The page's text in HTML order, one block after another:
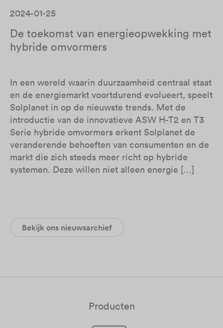
2024-01-25
De toekomst van energieopwekking met
hybride omvormers
In een wereld waarin duurzaamheid centraal staat
en de energiemarkt voortdurend evolueert, speelt
Solplanet in op de nieuwste trends. Met de
introductie van de innovatieve ASW H-T2 en T3
Serie hybride omvormers erkent Solplanet de
veranderende behoeften van consumenten en de
markt die zich steeds meer richt op hybride
systemen. Deze willen niet alleen energie […]
Bekijk ons nieuwsarchief
Producten